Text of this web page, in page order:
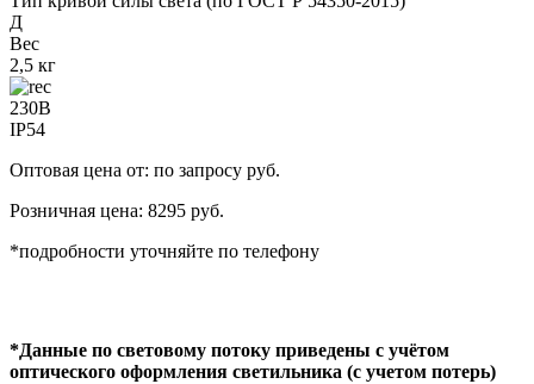
Д
Вес
2,5 кг
230В
IP54
Оптовая цена от: по запросу руб.
Розничная цена: 8295 руб.
*подробности уточняйте по телефону
*Данные по световому потоку приведены с учётом
оптического оформления светильника (с учетом потерь)